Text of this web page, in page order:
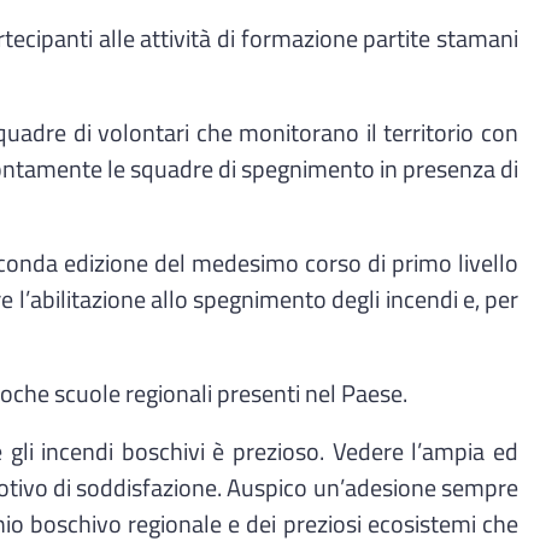
alle attività di formazione partite stamani
di volontari che monitorano il territorio con
le squadre di spegnimento in presenza di
edizione del medesimo corso di primo livello
allo spegnimento degli incendi e, per
scuole regionali presenti nel Paese.
incendi boschivi è prezioso. Vedere l’ampia ed
di soddisfazione. Auspico un’adesione sempre
boschivo regionale e dei preziosi ecosistemi che